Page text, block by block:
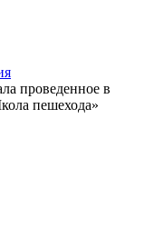
проведенное в
пешехода»